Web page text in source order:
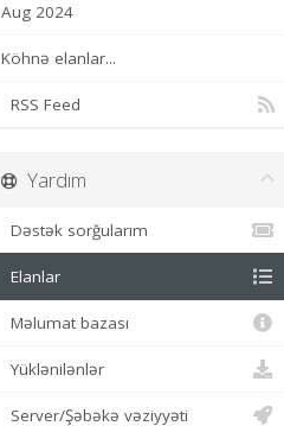
Aug 2024
Köhnə elanlar...
RSS Feed
Yardım
Dəstək sorğularım
Elanlar
Məlumat bazası
Yüklənilənlər
Server/Şəbəkə vəziyyəti